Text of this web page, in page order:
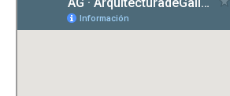
PONTEVEDRA
ANOS 1980
BIENAL ESPAÑOLA DE ARQUITECTURA Y
CONTACTO